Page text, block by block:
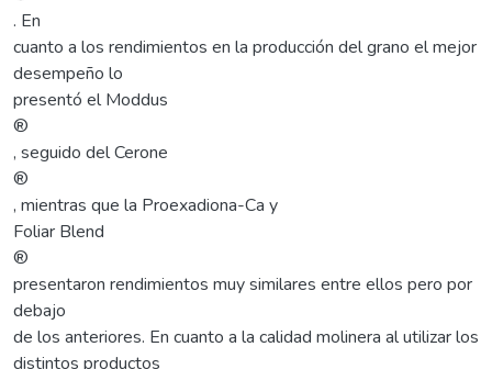
. En
cuanto a los rendimientos en la producción del grano el mejor
desempeño lo
presentó el Moddus
®
, seguido del Cerone
®
, mientras que la Proexadiona-Ca y
Foliar Blend
®
presentaron rendimientos muy similares entre ellos pero por
debajo
de los anteriores. En cuanto a la calidad molinera al utilizar los
distintos productos